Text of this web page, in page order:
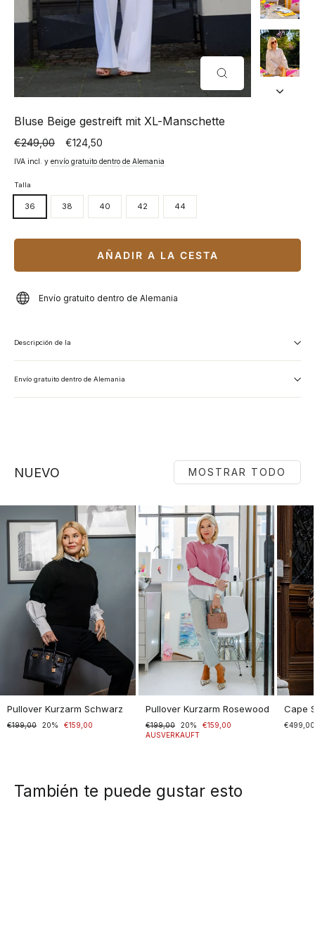
CERRAR
(ESC)
Bluse Beige gestreift mit XL-Manschette
Precio
normal
€249,00
Precio
especial
€124,50
IVA incl. y envío gratuito dentro de Alemania
Talla
36 38 40 42 44
AÑADIR A LA CESTA
Envío gratuito dentro de Alemania
Descripción de la
Envío gratuito dentro de Alemania
NUEVO MOSTRAR TODO
Pullover Kurzarm Schwarz
Normaler
€199,00
Sonderpreis20% €159,00
Pullover Kurzarm Rosewood
Normaler
Preis
€199,00
Sonderpreis20%
€159,00
AUSVERKAUFT
Cape
€499,00
También te puede gustar esto